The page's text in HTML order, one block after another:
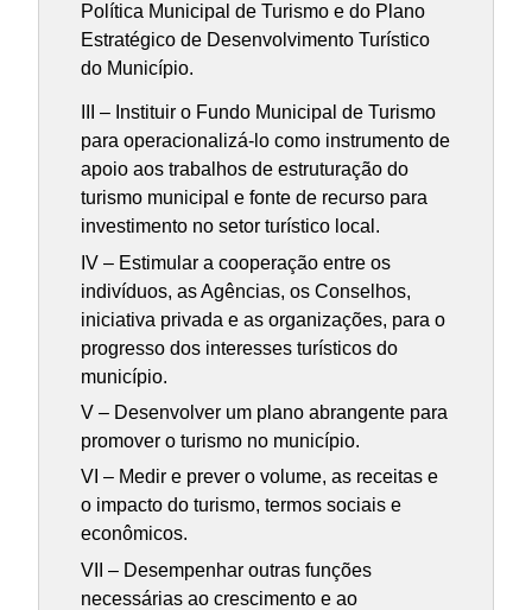
Política Municipal de Turismo e do Plano
Estratégico de Desenvolvimento Turístico
do Município.
III – Instituir o Fundo Municipal de Turismo
para operacionalizá-lo como instrumento de
apoio aos trabalhos de estruturação do
turismo municipal e fonte de recurso para
investimento no setor turístico local.
IV – Estimular a cooperação entre os
indivíduos, as Agências, os Conselhos,
iniciativa privada e as organizações, para o
progresso dos interesses turísticos do
município.
V – Desenvolver um plano abrangente para
promover o turismo no município.
VI – Medir e prever o volume, as receitas e
o impacto do turismo, termos sociais e
econômicos.
VII – Desempenhar outras funções
necessárias ao crescimento e ao